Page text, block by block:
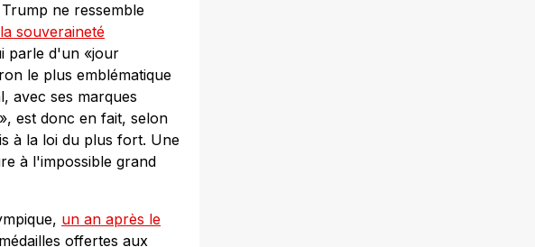
ne ressemble
souveraineté
parle d'un «jour
le plus emblématique
avec ses marques
est donc en fait, selon
à la loi du plus fort. Une
à l'impossible grand
un an après le
offertes aux